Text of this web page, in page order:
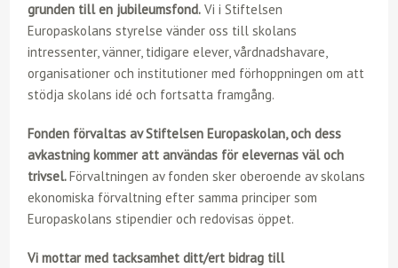
grunden till en jubileumsfond. Vi i Stiftelsen
Europaskolans styrelse vänder oss till skolans
intressenter, vänner, tidigare elever, vårdnadshavare,
organisationer och institutioner med förhoppningen om att
stödja skolans idé och fortsatta framgång.
Fonden förvaltas av Stiftelsen Europaskolan, och dess
avkastning kommer att användas för elevernas väl och
trivsel.Förvaltningen av fonden sker oberoende av skolans
ekonomiska förvaltning efter samma principer som
Europaskolans stipendier och redovisas öppet.
Vi mottar med tacksamhet ditt/ert bidrag till